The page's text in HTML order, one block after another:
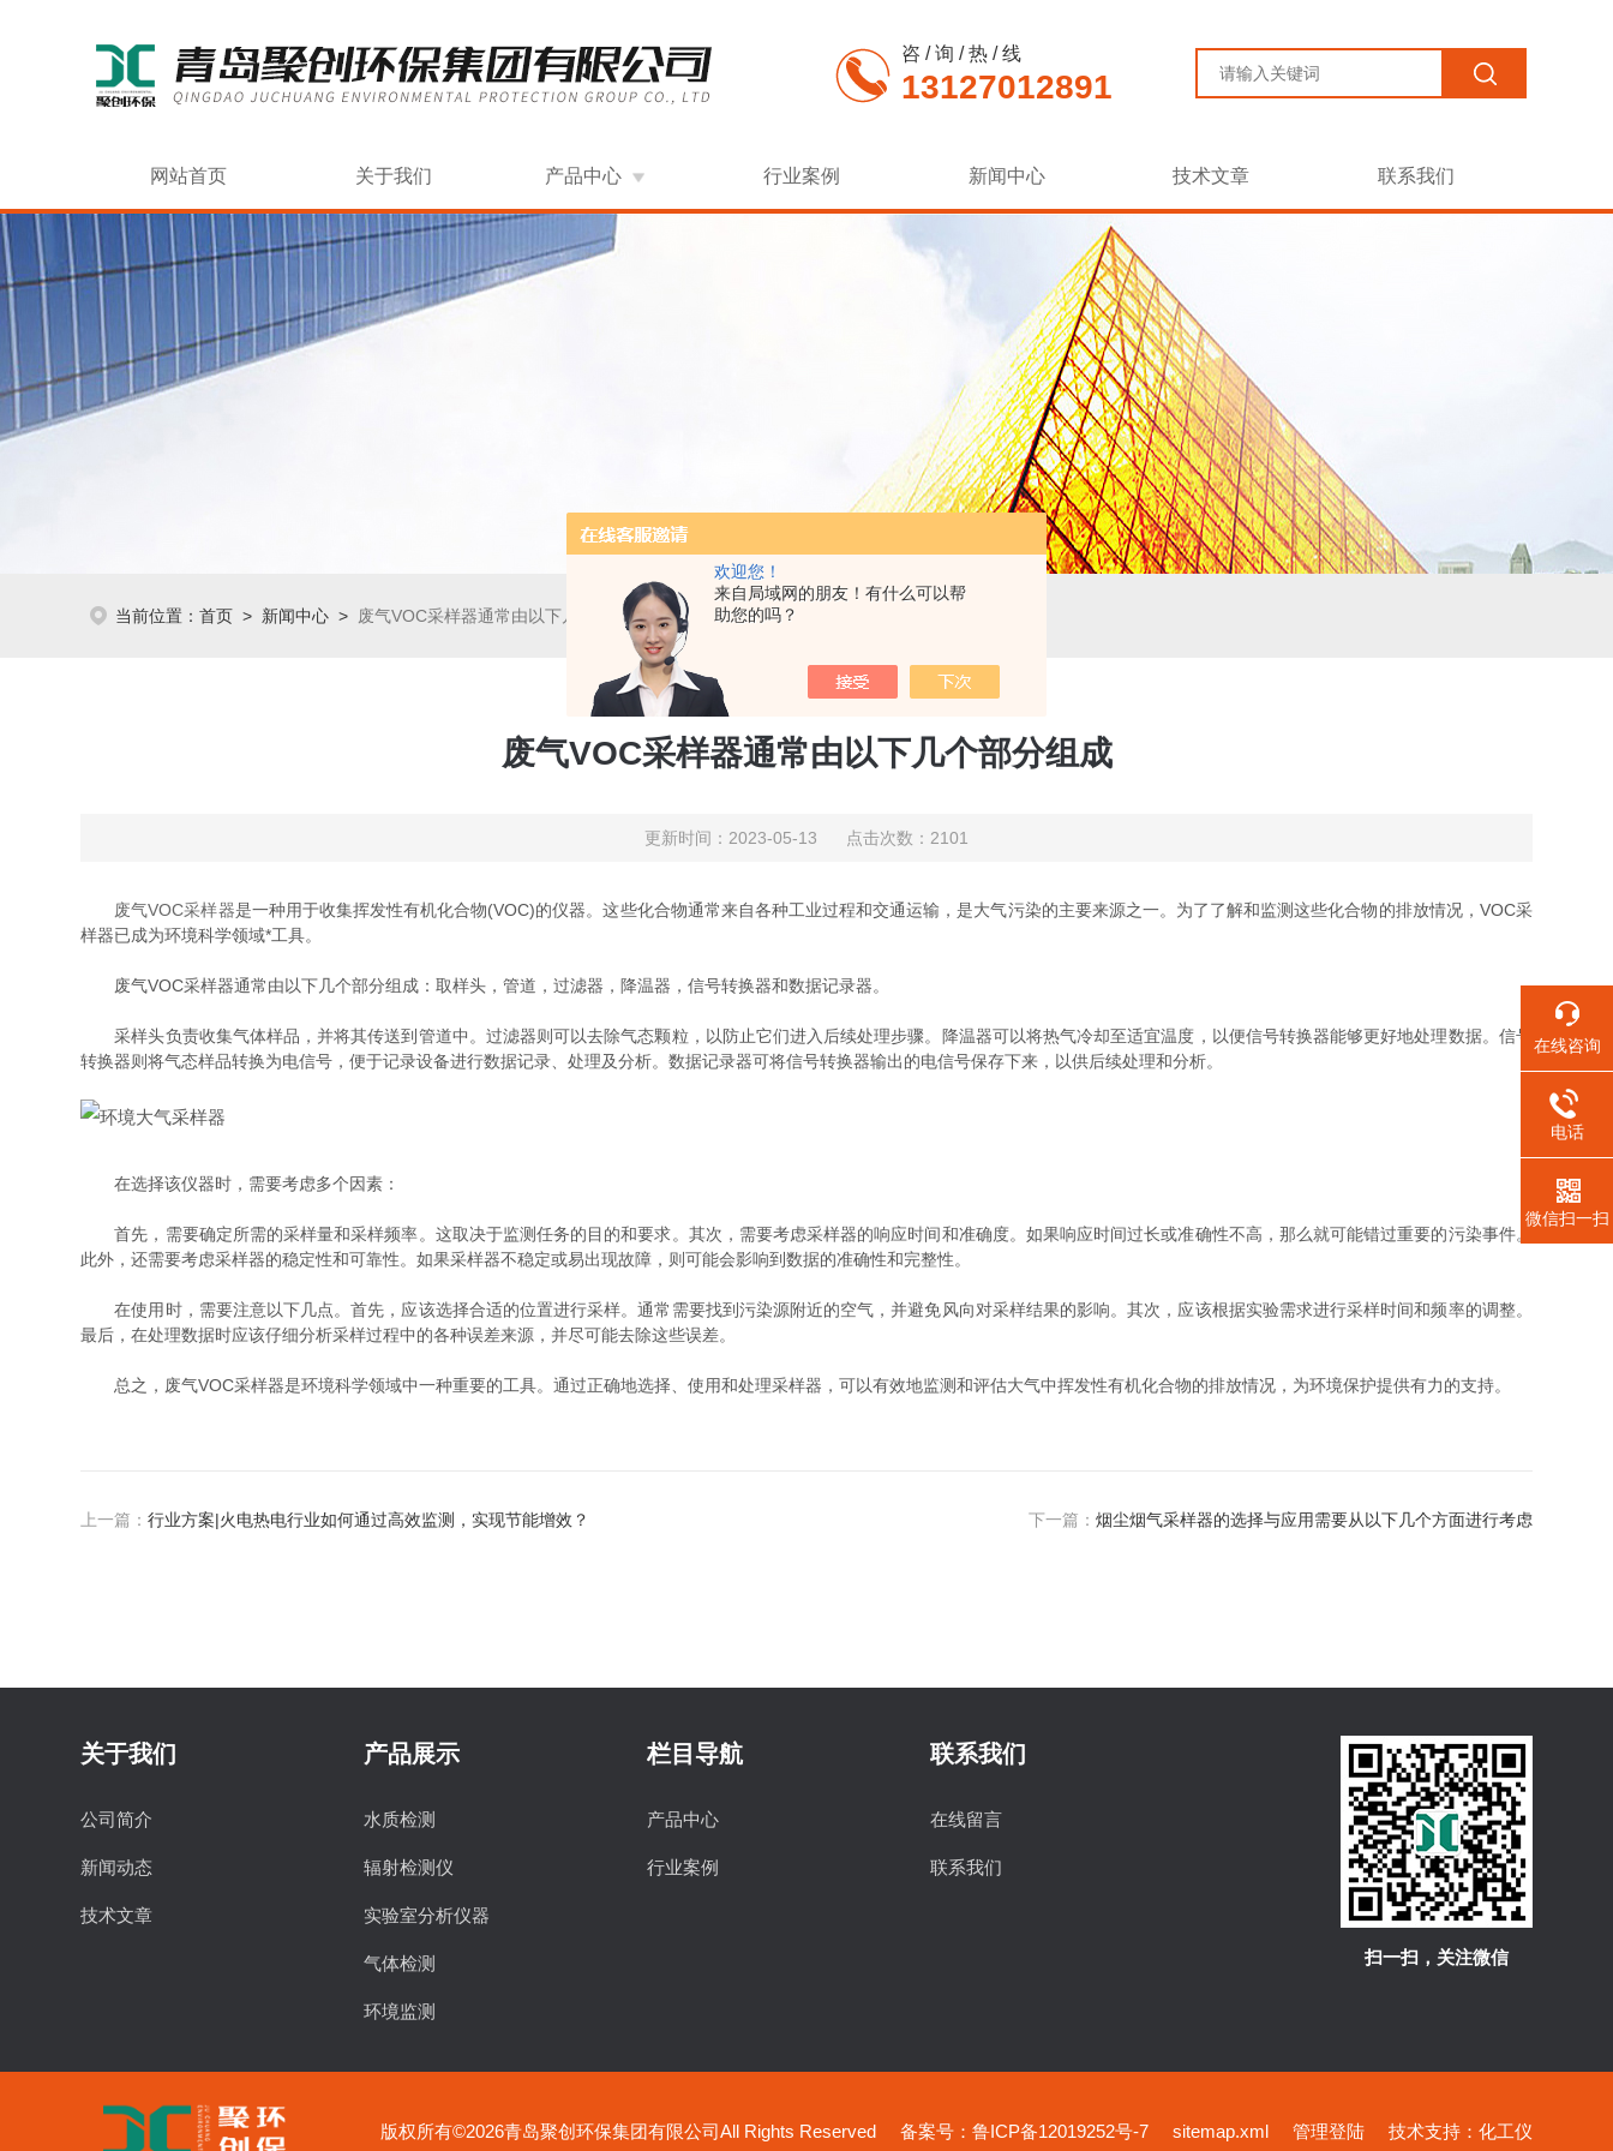
欢迎您！
来自局域网的朋友！有什么可以帮
助您的吗？
咨 / 询 / 热 / 线
13127012891
网站首页 关于我们 产品中心 行业案例 新闻中心 技术文章 联系我们
当前位置： 首页 > 新闻中心 > 废气VOC采样器通常由以下几个部分组成
废气VOC采样器通常由以下几个部分组成
更新时间：2023-05-13 点击次数：2101
废气VOC采样器是一种用于收集挥发性有机化合物(VOC)的仪器。这些化合物通常来自各种工业过程和交通运输，是大气污染的主要来源之一。为了了解和监测这些化合物的排放情况，VOC采
样器已成为环境科学领域*工具。
废气VOC采样器通常由以下几个部分组成：取样头，管道，过滤器，降温器，信号转换器和数据记录器。
采样头负责收集气体样品，并将其传送到管道中。过滤器则可以去除气态颗粒，以防止它们进入后续处理步骤。降温器可以将热气冷却至适宜温度，以便信号转换器能够更好地处理数据。信号
转换器则将气态样品转换为电信号，便于记录设备进行数据记录、处理及分析。数据记录器可将信号转换器输出的电信号保存下来，以供后续处理和分析。
在选择该仪器时，需要考虑多个因素：
首先，需要确定所需的采样量和采样频率。这取决于监测任务的目的和要求。其次，需要考虑采样器的响应时间和准确度。如果响应时间过长或准确性不高，那么就可能错过重要的污染事件。
此外，还需要考虑采样器的稳定性和可靠性。如果采样器不稳定或易出现故障，则可能会影响到数据的准确性和完整性。
在使用时，需要注意以下几点。首先，应该选择合适的位置进行采样。通常需要找到污染源附近的空气，并避免风向对采样结果的影响。其次，应该根据实验需求进行采样时间和频率的调整。
最后，在处理数据时应该仔细分析采样过程中的各种误差来源，并尽可能去除这些误差。
总之，废气VOC采样器是环境科学领域中一种重要的工具。通过正确地选择、使用和处理采样器，可以有效地监测和评估大气中挥发性有机化合物的排放情况，为环境保护提供有力的支持。
上一篇：行业方案|火电热电行业如何通过高效监测，实现节能增效？ 下一篇： 烟尘烟气采样器的选择与应用需要从以下几个方面进行考虑
关于我们
公司简介
新闻动态
技术文章
产品展示
水质检测
辐射检测仪
实验室分析仪器
气体检测
环境监测
栏目导航
产品中心
行业案例
联系我们
在线留言
联系我们
扫一扫，关注微信
版权所有©2026青岛聚创环保集团有限公司All Rights Reserved 备案号：鲁ICP备12019252号-7 sitemap.xml 管理登陆技术支持： 化工仪
在线咨询
电话
微信扫一扫